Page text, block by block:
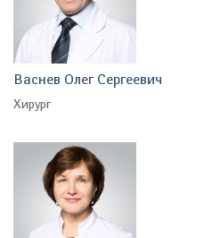
Васнев Олег Сергеевич
Хирург